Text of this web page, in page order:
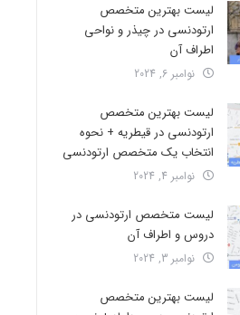
لیست بهترین متخصص
ارتودنسی در چیذر و نواحی
اطراف آن
نوامبر 6, 2024
لیست بهترین متخصص
ارتودنسی در قیطریه + نحوه
انتخاب یک متخصص ارتودنسی
نوامبر 4, 2024
لیست متخصص ارتودنسی در
دروس و اطراف آن
نوامبر 3, 2024
لیست بهترین متخصص